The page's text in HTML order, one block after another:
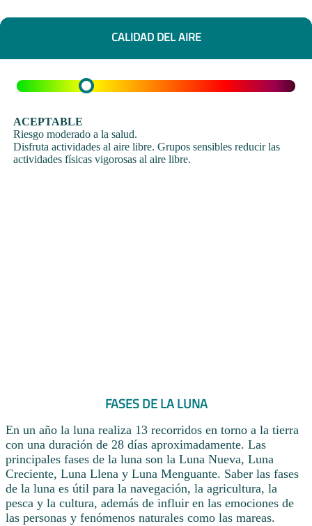
CALIDAD DEL AIRE
ACEPTABLE
Riesgo moderado a la salud.
Disfruta actividades al aire libre. Grupos sensibles reducir las
actividades físicas vigorosas al aire libre.
FASES DE LA LUNA
En un año la luna realiza 13 recorridos en torno a la tierra
con una duración de 28 días aproximadamente. Las
principales fases de la luna son la Luna Nueva, Luna
Creciente, Luna Llena y Luna Menguante. Saber las fases
de la luna es útil para la navegación, la agricultura, la
pesca y la cultura, además de influir en las emociones de
las personas y fenómenos naturales como las mareas.